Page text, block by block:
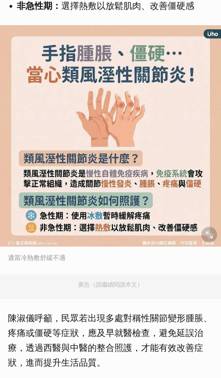
非急性期： 選擇熱敷以放鬆肌肉、改善僵硬感
適當冷熱敷舒緩不適
廣告（請繼續閱讀本文）
陳淑儀呼籲，民眾若出現多處對稱性關節變形腫脹、
疼痛或僵硬等症狀，應及早就醫檢查，避免延誤治
療，透過西醫與中醫的整合照護，才能有效改善症
狀，進而提升生活品質。